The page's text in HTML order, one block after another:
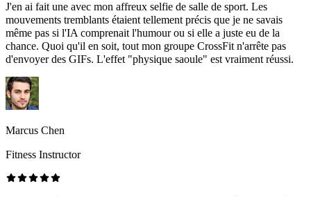
J'en ai fait une avec mon affreux selfie de salle de sport. Les
mouvements tremblants étaient tellement précis que je ne savais
même pas si l'IA comprenait l'humour ou si elle a juste eu de la
chance. Quoi qu'il en soit, tout mon groupe CrossFit n'arrête pas
d'envoyer des GIFs. L'effet "physique saoule" est vraiment réussi.
Marcus Chen
Fitness Instructor